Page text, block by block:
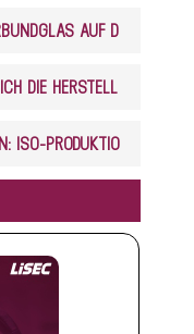
VERBUNDGLAS SCHNEIDEN: WIE SICH DIE HERSTELLUNG AUF DEN ZUSCHNITT AUSWIRKT